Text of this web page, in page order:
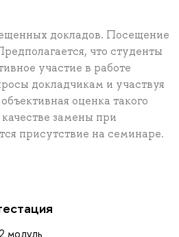
докладов. Посещение
что студенты
участие в работе
докладчикам и участвуя
оценка такого
замены при
присутствие на семинаре.
модуль